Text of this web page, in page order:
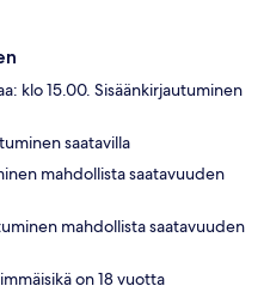
klo 15.00. Sisäänkirjautuminen
saatavilla
mahdollista saatavuuden
mahdollista saatavuuden
on 18 vuotta